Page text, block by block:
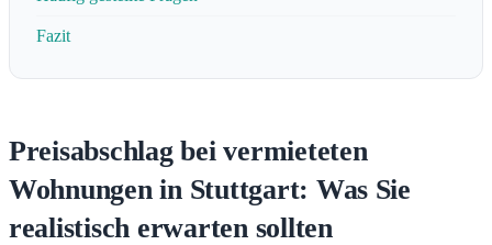
Fazit
Preisabschlag bei vermieteten
Wohnungen in Stuttgart: Was Sie
realistisch erwarten sollten